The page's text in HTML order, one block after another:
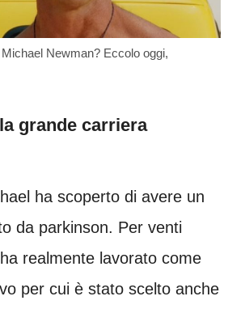
Newman? Eccolo oggi,
grande carriera
ha scoperto di avere un
da parkinson. Per venti
realmente lavorato come
per cui è stato scelto anche